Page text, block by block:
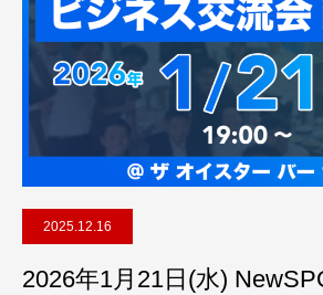
2025.12.16
2026年1月21日(水)